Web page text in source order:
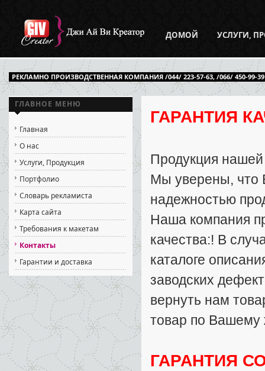
ДОМОЙ УСЛУГИ,
РЕКЛАМНО ПРОИЗВОДСТВЕННАЯ КОМПАНИЯ /044/ 223-57-63, /066/ 450-99-39
ГАРАНТИЯ
Продукция нашей
Мы уверены, что
надежностью
Наша компания
качества:! В
каталоге
заводских
вернуть нам
товар по Вашему
ГАРАНТИЯ
ГЛАВНОЕ МЕНЮ
Главная
О нас
Услуги, Продукция
Портфолио
Словарь рекламиста
Карта сайта
Требования к макетам
Контакты
Гарантии и доставка